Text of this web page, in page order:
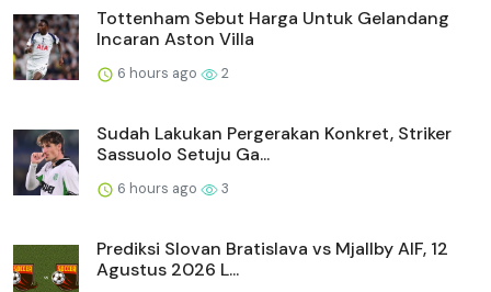
Tottenham Sebut Harga Untuk Gelandang
Incaran Aston Villa
6 hours ago 2
Sudah Lakukan Pergerakan Konkret, Striker
Sassuolo Setuju Ga...
6 hours ago 3
Prediksi Slovan Bratislava vs Mjallby AIF, 12
Agustus 2026 L...